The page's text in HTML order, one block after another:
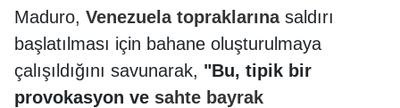
Maduro, Venezuela topraklarınasaldırı
başlatılması için bahane oluşturulmaya
çalışıldığını savunarak, "Bu, tipik bir
provokasyon ve sahte bayrak